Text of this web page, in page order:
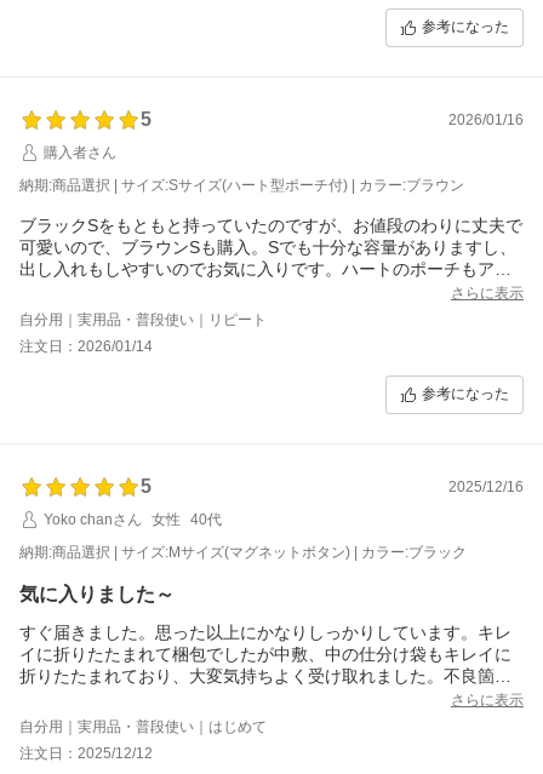
参考になった
5
2026/01/16
購入者さん
納期:商品選択 | サイズ:Sサイズ(ハート型ポーチ付) | カラー:ブラウン
ブラックSをもともと持っていたのですが、お値段のわりに丈夫で
可愛いので、ブラウンSも購入。Sでも十分な容量がありますし、
出し入れもしやすいのでお気に入りです。ハートのポーチもアク
セントになりとても可愛いです。常備薬や絆創膏などちょっとし
たものを入れています。色も落ち着いたブラウンで可愛いです。
クーポンで安くゲットできてよかったです。
さらに表示
自分用｜実用品・普段使い｜リピート
注文日：2026/01/14
参考になった
5
2025/12/16
Yoko chanさん
女性
40代
納期:商品選択 | サイズ:Mサイズ(マグネットボタン) | カラー:ブラック
気に入りました～
すぐ届きました。思った以上にかなりしっかりしています。キレ
イに折りたたまれて梱包でしたが中敷、中の仕分け袋もキレイに
折りたたまれており、大変気持ちよく受け取れました。不良箇所
もないですしきちんと検品されてる印象です。本家には手が出ま
せんのでこちらに辿り着きましたが、毎日の通勤利用・保育園送
迎チャリのカゴに乱雑に放り投げることを考えたら笑 こちらの
お品で充分かと笑 使い勝手がよければ、他の色も欲しいです^^
さらに表示
自分用｜実用品・普段使い｜はじめて
注文日：2025/12/12